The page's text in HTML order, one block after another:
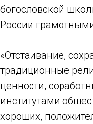
богословской
России
«Отстаивание,
традиционные
ценности,
институтами
хороших,